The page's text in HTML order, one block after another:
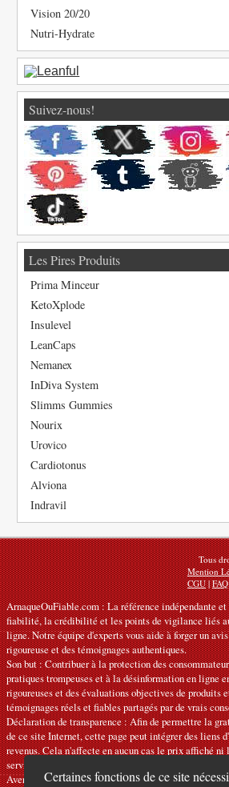
Certaines fonctions de ce site
Vision 20/20
Nutri-Hydrate
Suivez-nous!
Les Pires Produits
Prima Minceur
KetoXplode
Insulevel
LeanCaps
Nemanex
InDiva System
Slimms Gummies
Nourix
Urovico
Cardiotonus
Alviona
Indravil
Tous
Mention
CGU|FAQ
ArnaqueOuFiable.com : La référence indépendante
fiabilité, la crédibilité et les points de vigilance liés
ligne. Notre équipe d'experts vous aide à forger un
rigoureuse et des témoignages authentiques.
Son but : Contribuer à la protection des
pratiques trompeuses et à la désinformation en ligne
rigoureuses et des évaluations objectives de produits
témoignages réels et fiables partagés par de vrais
Déclaration de transparence : Afin de permettre la
de ce site Internet, cette page peut intégrer des liens
revenus. Cela n'affecte en aucun cas le prix affiché
service.
Avertissements : Nos articles expriment des avis